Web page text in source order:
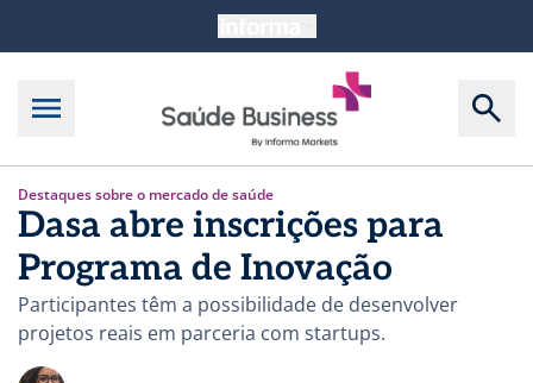
Destaques sobre o mercado de saúde
Dasa abre inscrições para
Programa de Inovação
Participantes têm a possibilidade de desenvolver
projetos reais em parceria com startups.